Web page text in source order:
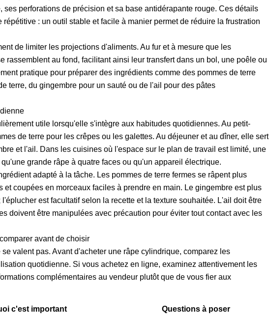
perforations de précision et sa base antidérapante rouge. Ces détails
: un outil stable et facile à manier permet de réduire la frustration
de limiter les projections d'aliments. Au fur et à mesure que les
rassemblent au fond, facilitant ainsi leur transfert dans un bol, une poêle ou
pratique pour préparer des ingrédients comme des pommes de terre
terre, du gingembre pour un sauté ou de l'ail pour des pâtes
utile lorsqu'elle s'intègre aux habitudes quotidiennes. Au petit-
de terre pour les crêpes ou les galettes. Au déjeuner et au dîner, elle sert
et l'ail. Dans les cuisines où l'espace sur le plan de travail est limité, une
grande râpe à quatre faces ou qu'un appareil électrique.
adapté à la tâche. Les pommes de terre fermes se râpent plus
et coupées en morceaux faciles à prendre en main. Le gingembre est plus
est facultatif selon la recette et la texture souhaitée. L'ail doit être
doivent être manipulées avec précaution pour éviter tout contact avec les
avant de choisir
valent pas. Avant d'acheter une râpe cylindrique, comparez les
quotidienne. Si vous achetez en ligne, examinez attentivement les
complémentaires au vendeur plutôt que de vous fier aux
c'est important Questions à poser